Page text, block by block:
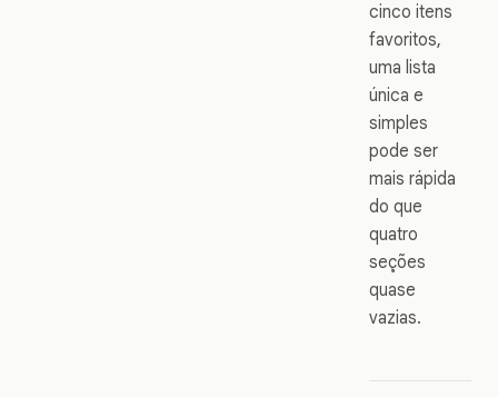
cinco itens
favoritos,
uma lista
única e
simples
pode ser
mais rápida
do que
quatro
seções
quase
vazias.